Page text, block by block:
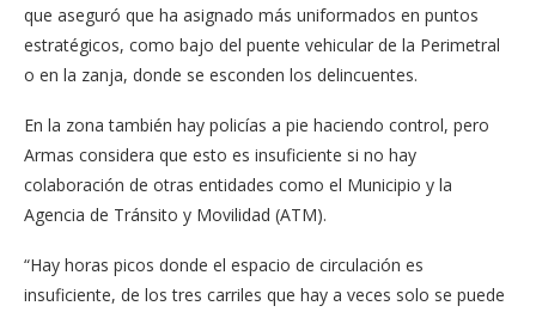
que aseguró que ha asignado más uniformados en puntos
estratégicos, como bajo del puente vehicular de la Perimetral
o en la zanja, donde se esconden los delincuentes.
En la zona también hay policías a pie haciendo control, pero
Armas considera que esto es insuficiente si no hay
colaboración de otras entidades como el Municipio y la
Agencia de Tránsito y Movilidad (ATM).
“Hay horas picos donde el espacio de circulación es
insuficiente, de los tres carriles que hay a veces solo se puede